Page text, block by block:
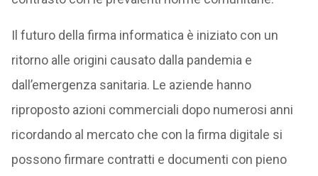
Il futuro della firma informatica è iniziato con un
ritorno alle origini causato dalla pandemia e
dall’emergenza sanitaria. Le aziende hanno
riproposto azioni commerciali dopo numerosi anni
ricordando al mercato che con la firma digitale si
possono firmare contratti e documenti con pieno